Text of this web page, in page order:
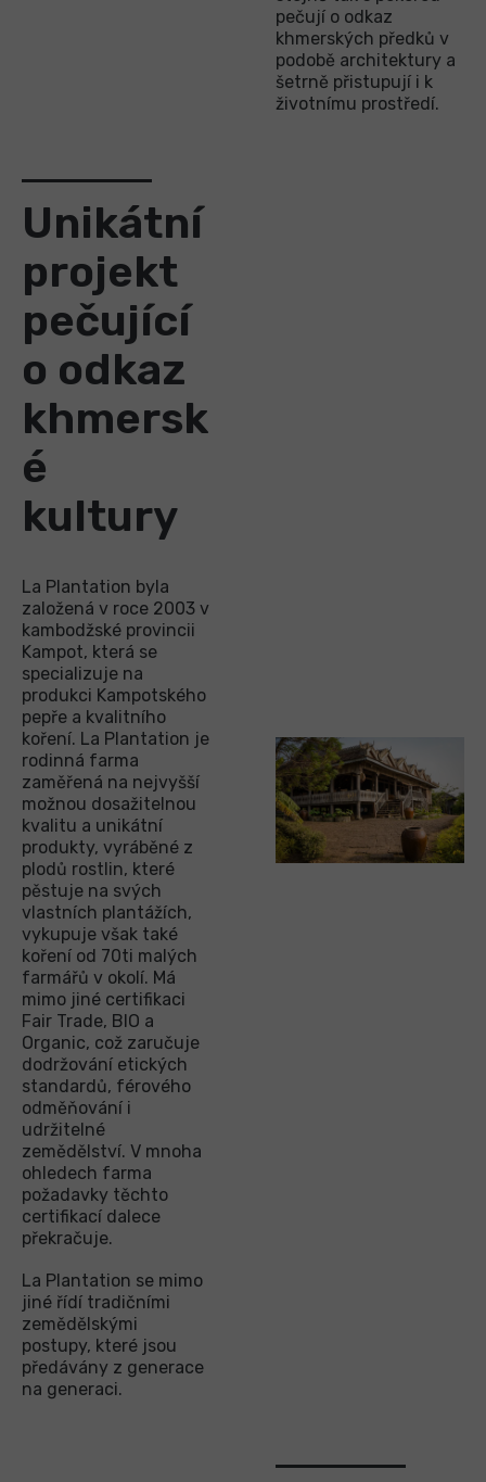
pečují o odkaz
khmerských předků v
podobě architektury a
šetrně přistupují i k
životnímu prostředí.
Unikátní
projekt
pečující
o odkaz
khmersk
é
kultury
La Plantation byla
založená v roce 2003 v
kambodžské provincii
Kampot, která se
specializuje na
produkci Kampotského
pepře a kvalitního
koření. La Plantation je
rodinná farma
zaměřená na nejvyšší
možnou dosažitelnou
kvalitu a unikátní
produkty, vyráběné z
plodů rostlin, které
pěstuje na svých
vlastních plantážích,
vykupuje však také
koření od 70ti malých
farmářů v okolí. Má
mimo jiné certifikaci
Fair Trade, BIO a
Organic, což zaručuje
dodržování etických
standardů, férového
odměňování i
udržitelné
zemědělství. V mnoha
ohledech farma
požadavky těchto
certifikací dalece
překračuje.
La Plantation se mimo
jiné řídí tradičními
zemědělskými
postupy, které jsou
předávány z generace
na generaci.